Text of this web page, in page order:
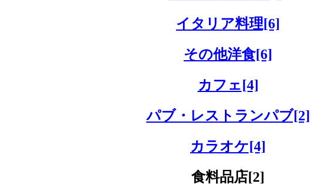
イタリア料理[6]
その他洋食[6]
カフェ[4]
パブ・レストランパブ[2]
カラオケ[4]
食料品店[2]